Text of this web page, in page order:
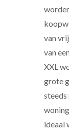
van
van
XXL
grote
steeds
ideaal